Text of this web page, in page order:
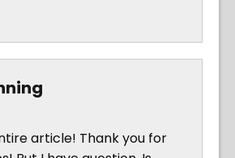
article! Thank you for